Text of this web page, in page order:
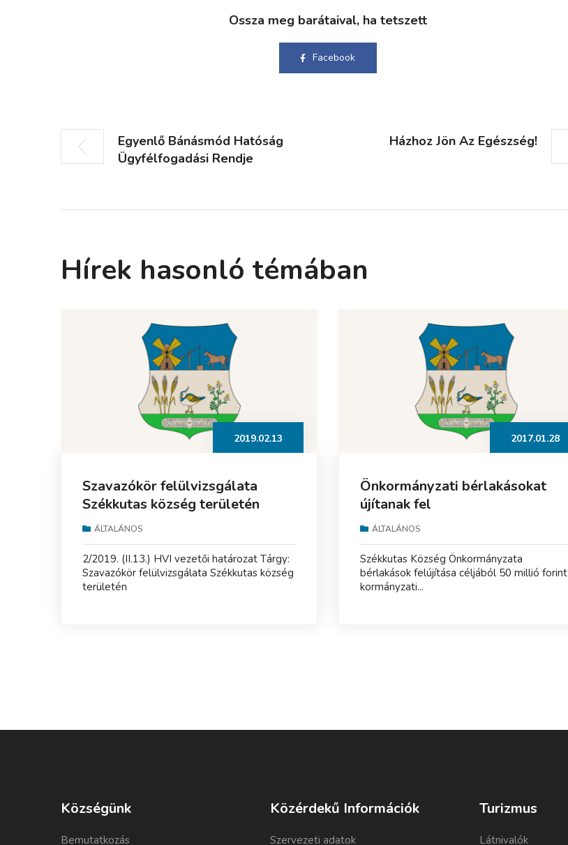
Ossza meg barátaival, ha tetszett
Facebook
Egyenlő Bánásmód Hatóság
Ügyfélfogadási Rendje
Házhoz Jön Az Egészség!
Hírek hasonló témában
2019.02.13
Szavazókör felülvizsgálata
Székkutas község területén
ÁLTALÁNOS
2/2019. (II.13.) HVI vezetői határozat Tárgy:
Szavazókör felülvizsgálata Székkutas község
területén
2017.01.28
Önkormányzati bérlakásokat
újítanak fel
ÁLTALÁNOS
Székkutas Község Önkormányzata
bérlakások felújítása céljából 50 millió forint
kormányzati...
Községünk
Bemutatkozás
Közérdekű Információk
Szervezeti adatok
Turizmus
Látnivalók